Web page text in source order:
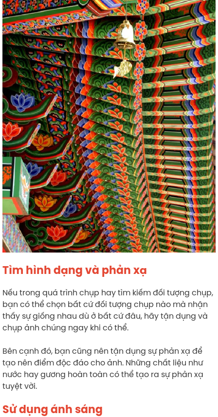
Tìm hình dạng và phản xạ
Nếu trong quá trình chụp hay tìm kiếm đối tượng chụp,
bạn có thể chọn bất cứ đối tượng chụp nào mà nhận
thấy sự giống nhau dù ở bất cứ đâu, hãy tận dụng và
chụp ảnh chúng ngay khi có thể.
Bên cạnh đó, bạn cũng nên tận dụng sự phản xạ để
tạo nên điểm độc đáo cho ảnh. Những chất liệu như
nước hay gương hoàn toàn có thể tạo ra sự phản xạ
tuyệt vời.
Sử dụng ánh sáng